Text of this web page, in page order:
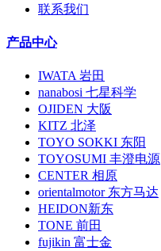
联系我们
产品中心
IWATA 岩田
nanabosi 七星科学
OJIDEN 大阪
KITZ 北泽
TOYO SOKKI 东阳
TOYOSUMI 丰澄电源
CENTER 相原
orientalmotor 东方马达
HEIDON新东
TONE 前田
fujikin 富士金